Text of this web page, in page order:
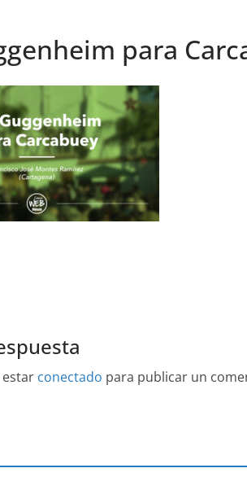
para
estar conectado para publicar un